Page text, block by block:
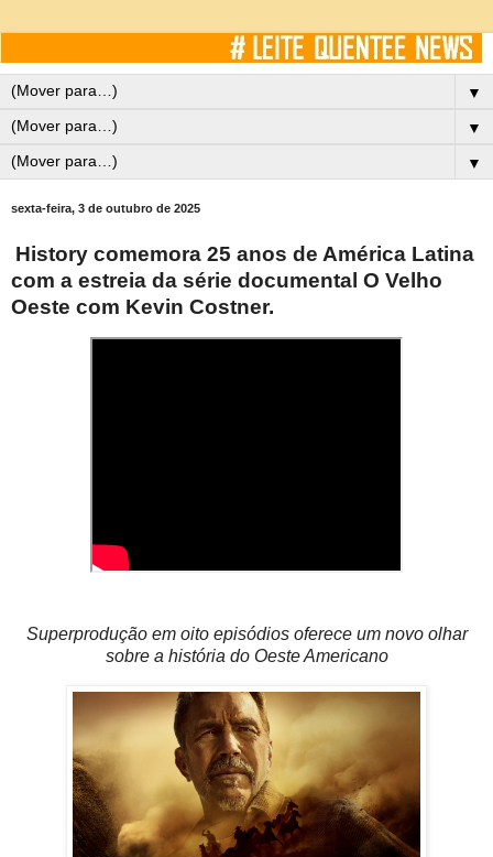
▼
▼
▼
sexta-feira, 3 de outubro de 2025
History comemora 25 anos de América Latina
com a estreia da série documental O Velho
Oeste com Kevin Costner.
Superprodução em oito episódios oferece um novo olhar
sobre a história do Oeste Americano